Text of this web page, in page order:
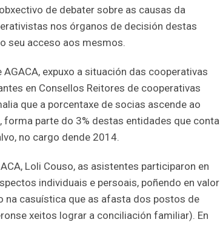
de debater sobre as causas da
nos órganos de decisión destas
seu acceso aos mesmos.
expuxo a situación das cooperativas
en Consellos Reitores de cooperativas
que a porcentaxe de socias ascende ao
forma parte do 3% destas entidades que conta
no cargo dende 2014.
Loli Couso, as asistentes participaron en
individuais e persoais, poñendo en valor
na casuística que as afasta dos postos de
xeitos lograr a conciliación familiar). En